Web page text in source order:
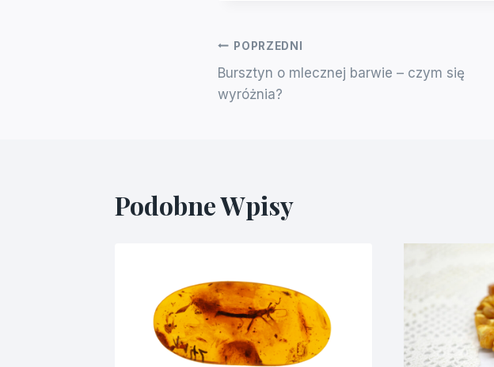
Nawigacja
Wpisu
POPRZEDNI
Bursztyn o mlecznej barwie – czym się
wyróżnia?
Podobne Wpisy